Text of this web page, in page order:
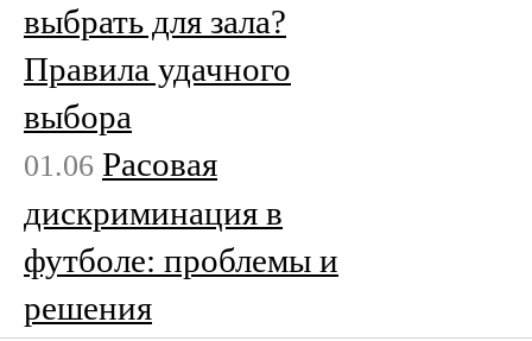
выбрать для зала?
Правила удачного
выбора
01.06 Расовая
дискриминация в
футболе: проблемы и
решения